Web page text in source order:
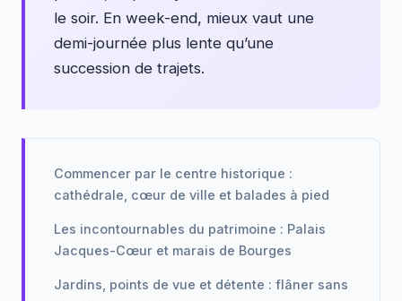
le soir. En week-end, mieux vaut une
demi-journée plus lente qu’une
succession de trajets.
Commencer par le centre historique :
cathédrale, cœur de ville et balades à pied
Les incontournables du patrimoine : Palais
Jacques-Cœur et marais de Bourges
Jardins, points de vue et détente : flâner sans